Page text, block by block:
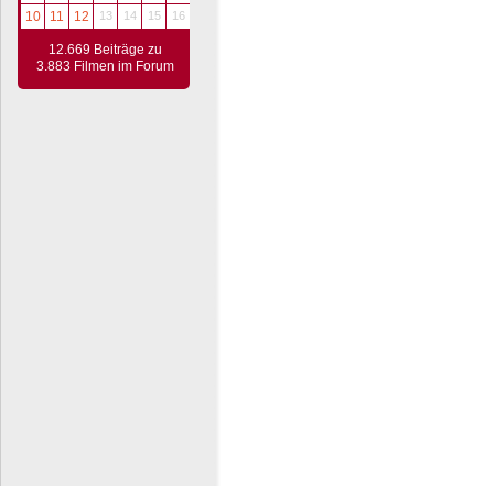
10
11 12 13 14 15 16
12.669 Beiträge zu
3.883 Filmen im Forum